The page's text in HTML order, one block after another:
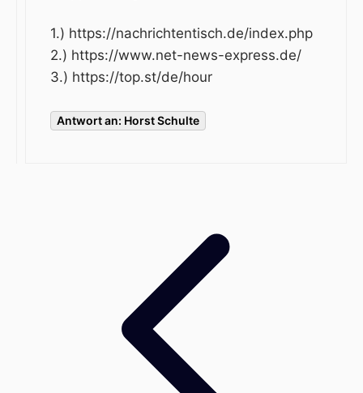
1.) https://nachrichtentisch.de/index.php
2.) https://www.net-news-express.de/
3.) https://top.st/de/hour
Antwort an: Horst Schulte